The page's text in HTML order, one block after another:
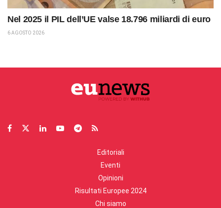
Nel 2025 il PIL dell’UE valse 18.796 miliardi di euro
6 AGOSTO 2026
Editoriali
Eventi
Opinioni
Risultati Europee 2024
Chi siamo